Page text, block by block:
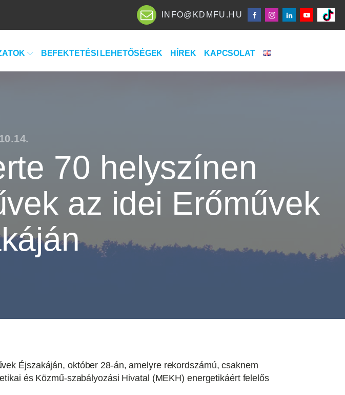
INFO@KDMFU.HU
BEFEKTETÉSI LEHETŐSÉGEK HÍREK KAPCSOLAT
70 helyszínen
az idei Erőművek
Éjszakáján, október 28-án, amelyre rekordszámú, csaknem
és Közmű-szabályozási Hivatal (MEKH) energetikáért felelős